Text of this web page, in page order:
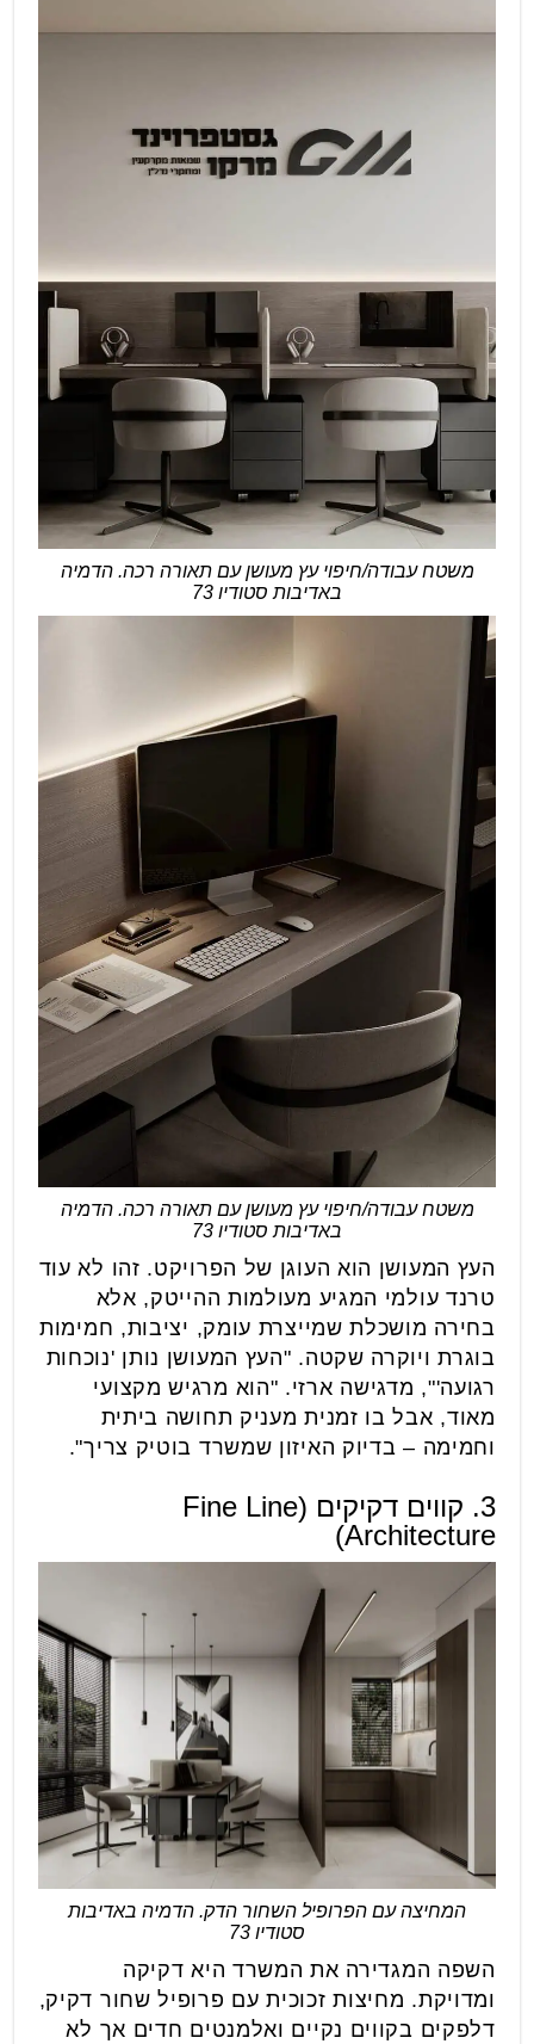
משטח עבודה/חיפוי עץ מעושן עם תאורה רכה. הדמיה
באדיבות סטודיו 73
משטח עבודה/חיפוי עץ מעושן עם תאורה רכה. הדמיה
באדיבות סטודיו 73
העץ המעושן הוא העוגן של הפרויקט. זהו לא עוד
טרנד עולמי המגיע מעולמות ההייטק, אלא
בחירה מושכלת שמייצרת עומק, יציבות, חמימות
בוגרת ויוקרה שקטה. "העץ המעושן נותן 'נוכחות
רגועה'", מדגישה ארזי. "הוא מרגיש מקצועי
מאוד, אבל בו זמנית מעניק תחושה ביתית
וחמימה – בדיוק האיזון שמשרד בוטיק צריך".
3. קווים דקיקים (Fine Line
Architecture)
המחיצה עם הפרופיל השחור הדק. הדמיה באדיבות
סטודיו 73
השפה המגדירה את המשרד היא דקיקה
ומדויקת. מחיצות זכוכית עם פרופיל שחור דקיק,
דלפקים בקווים נקיים ואלמנטים חדים אך לא